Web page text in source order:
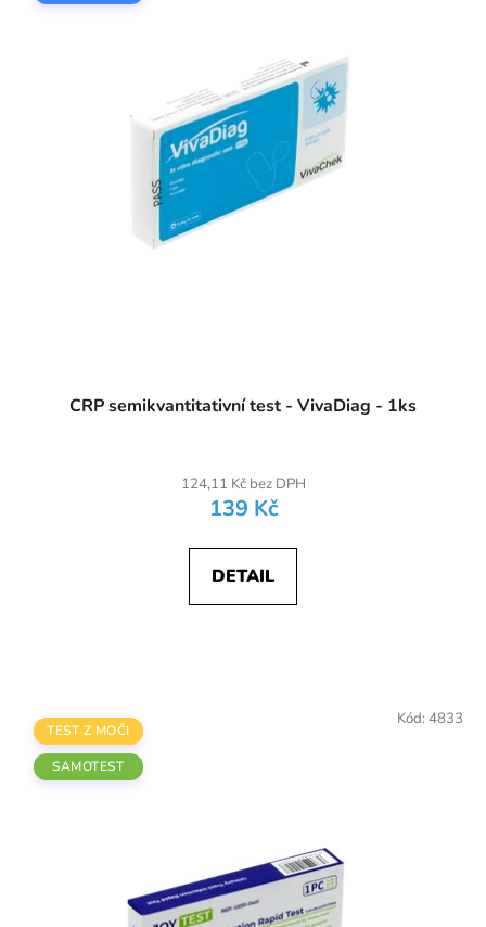
CRP semikvantitativní test - VivaDiag - 1ks
124,11 Kč bez DPH
139 Kč
DETAIL
TEST Z MOČI
SAMOTEST
Kód: 4833